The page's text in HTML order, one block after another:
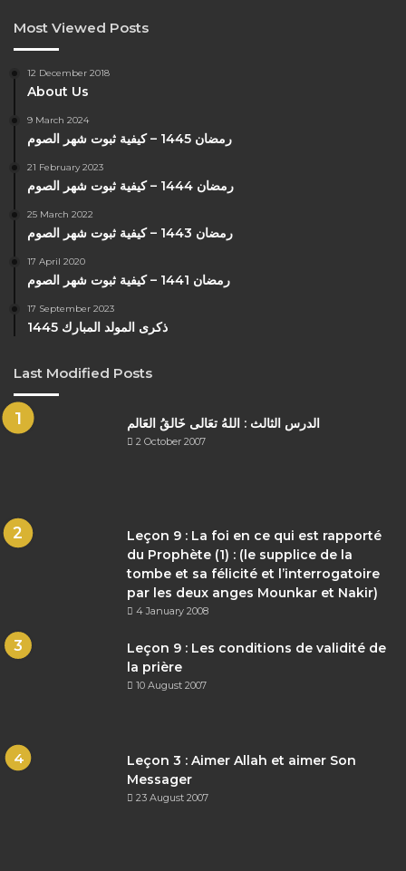
Most Viewed Posts
12 December 2018
About Us
9 March 2024
رمضان 1445 – كيفية ثبوت شهر الصوم
21 February 2023
رمضان 1444 – كيفية ثبوت شهر الصوم
25 March 2022
رمضان 1443 – كيفية ثبوت شهر الصوم
17 April 2020
رمضان 1441 – كيفية ثبوت شهر الصوم
17 September 2023
ذكرى المولد المبارك 1445
Last Modified Posts
الدرس الثالث : اللهُ تعَالى خَالقُ العَالم
2 October 2007
Leçon 9 : La foi en ce qui est rapporté
du Prophète (1) : (le supplice de la
tombe et sa félicité et l’interrogatoire
par les deux anges Mounkar et Nakir)
4 January 2008
Leçon 9 : Les conditions de validité de
la prière
10 August 2007
Leçon 3 : Aimer Allah et aimer Son
Messager
23 August 2007